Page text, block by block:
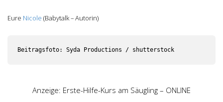
Eure Nicole (Babytalk – Autorin)
Beitragsfoto: Syda Productions / shutterstock
Anzeige: Erste-Hilfe-Kurs am Säugling – ONLINE